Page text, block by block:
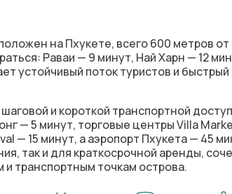
на Пхукете, всего600 метров
Раваи — 9 минут, Най Харн — 12
устойчивый поток туристов и
и короткой транспортной
— 5 минут, торговые центрыVilla
— 15 минут, ааэропорт Пхукета — 45
так и для краткосрочной аренды,
транспортным точкам острова.